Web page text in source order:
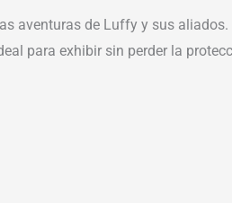
aventuras de Luffy y sus
para exhibir sin perder la